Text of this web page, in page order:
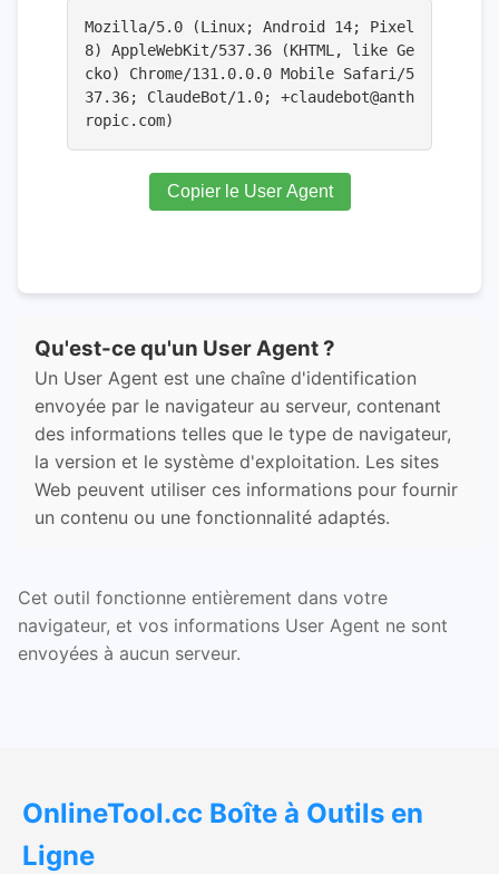
Mozilla/5.0 (Linux; Android 14; Pixel
8) AppleWebKit/537.36 (KHTML, like Ge
cko) Chrome/131.0.0.0 Mobile Safari/5
37.36; ClaudeBot/1.0; +claudebot@anth
ropic.com)
Copier le User Agent
Qu'est-ce qu'un User Agent ?
Un User Agent est une chaîne d'identification
envoyée par le navigateur au serveur, contenant
des informations telles que le type de navigateur,
la version et le système d'exploitation. Les sites
Web peuvent utiliser ces informations pour fournir
un contenu ou une fonctionnalité adaptés.
Cet outil fonctionne entièrement dans votre
navigateur, et vos informations User Agent ne sont
envoyées à aucun serveur.
OnlineTool.cc Boîte à Outils en
Ligne